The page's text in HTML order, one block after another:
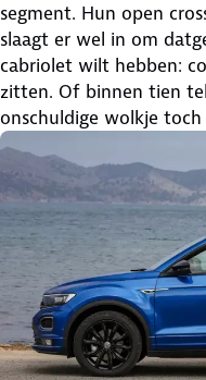
segment. Hun open
slaagt er wel in om
cabriolet wilt hebben:
zitten. Of binnen tien
onschuldige wolkje